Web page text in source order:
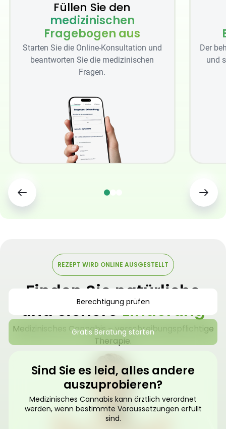
Füllen Sie den
medizinischen
Fragebogen aus
Starten Sie die Online-Konsultation und
beantworten Sie die medizinischen
Fragen.
Der
und
REZEPT WIRD ONLINE AUSGESTELLT
Finden Sie natürliche
und sichereLinderung
Medizinisches Cannabis – verschreibungspflichtige
Therapie.
Berechtigung prüfen
Gratis Beratung starten
Sind Sie es leid, alles andere
auszuprobieren?
Medizinisches Cannabis kann ärztlich verordnet
werden, wenn bestimmte Voraussetzungen erfüllt
sind.